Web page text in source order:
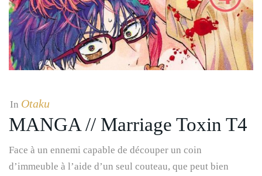
In Otaku
MANGA // Marriage Toxin T4
Face à un ennemi capable de découper un coin
d’immeuble à l’aide d’un seul couteau, que peut bien